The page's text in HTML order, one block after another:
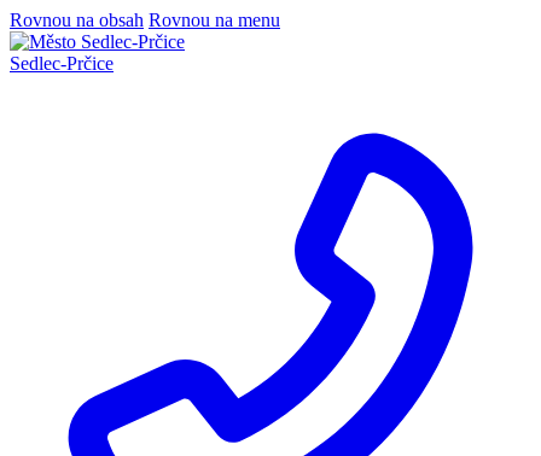
Rovnou na obsah Rovnou na menu
Sedlec-Prčice